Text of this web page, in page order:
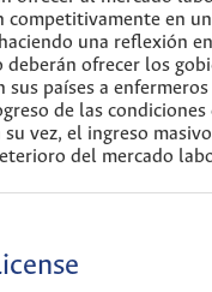
competitivamente en
una reflexión
ofrecer los
países a
de las condiciones
vez, el ingreso
del mercado